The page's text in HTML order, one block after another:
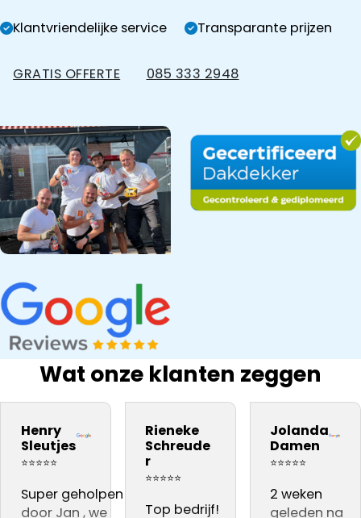
Klantvriendelijke service Transparante prijzen
GRATIS OFFERTE 085 333 2948
Wat onze klanten zeggen
Henry
Sleutjes
⭐⭐⭐⭐⭐
Super geholpen
door Jan , we
daarom aan
iedereen
adviseren .👍👍👍
kwaliteit.
Vooral dat
de
live gevolgd
Rieneke
Schreude
r
⭐⭐⭐⭐⭐
Top bedrijf!
materiaal.
vakmannen
Harrie en
hebben
voortreffelijke
werk
gebeld, die
reageerde
dag later
Jan al op het
Jolanda
Damen
⭐⭐⭐⭐⭐
2 weken
geleden na